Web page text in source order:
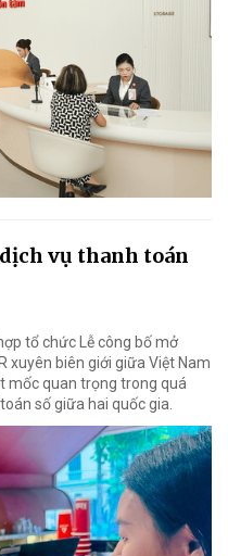
vụ thanh toán
tổ chức Lễ công bố mở
xuyên biên giới giữa Việt Nam
mốc quan trọng trong quá
số giữa hai quốc gia.